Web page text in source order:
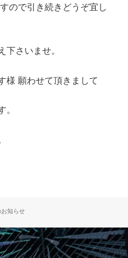
ので引き続きどうぞ宜し
下さいませ。
様 願わせて頂きまして
。
お知らせ